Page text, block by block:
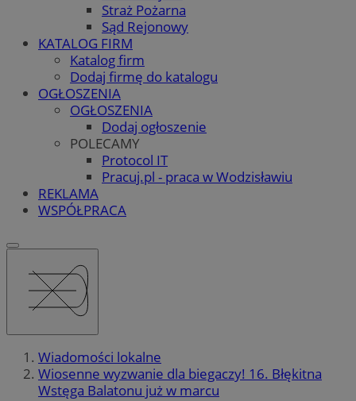
Straż Pożarna
Sąd Rejonowy
KATALOG FIRM
Katalog firm
Dodaj firmę do katalogu
OGŁOSZENIA
OGŁOSZENIA
Dodaj ogłoszenie
POLECAMY
Protocol IT
Pracuj.pl - praca w Wodzisławiu
REKLAMA
WSPÓŁPRACA
Wiadomości lokalne
Wiosenne wyzwanie dla biegaczy! 16. Błękitna
Wstęga Balatonu już w marcu